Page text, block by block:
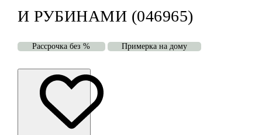
И РУБИНАМИ (046965)
Рассрочка без % Примерка на дому